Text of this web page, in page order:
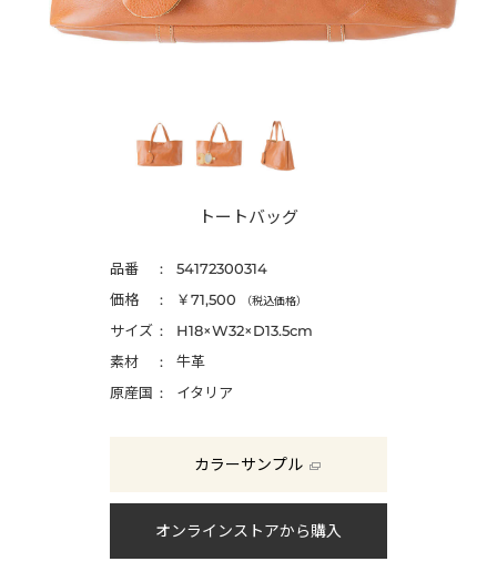
トートバッグ
品番
54172300314
価格
￥71,500 （税込価格）
サイズ
H18×W32×D13.5cm
素材
牛革
原産国
イタリア
カラーサンプル
オンラインストアから購入